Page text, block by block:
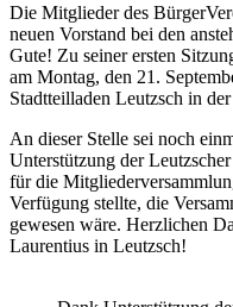
Die Mitglieder des
neuen Vorstand bei den
Gute! Zu seiner ersten
am Montag, den 21.
Stadtteilladen Leutzsch in
An dieser Stelle sei noch
Unterstützung der
für die
Verfügung stellte, die
gewesen wäre. Herzlichen
Laurentius in Leutzsch!